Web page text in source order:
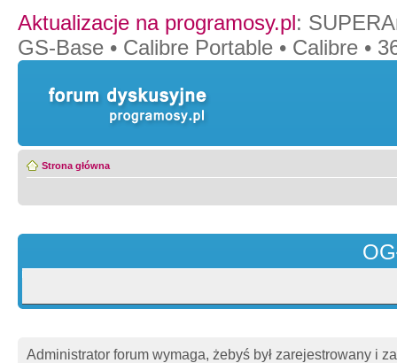
Aktualizacje na programosy.pl:
GS-Base • Calibre Portable • Calibre •
Strona główna
Administrator forum wymaga, żebyś był zarejestrowany i